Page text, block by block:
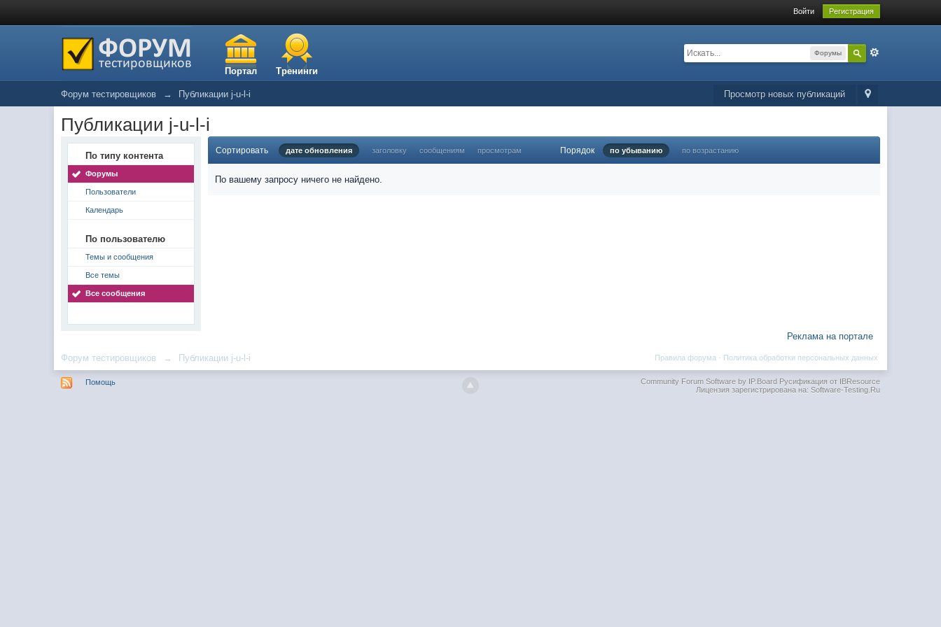
Войти Регистрация
Портал Тренинги
Форумы
Просмотр новых публикаций
Форум тестировщиков → Публикации j-u-l-i
Публикации j-u-l-i
По типу контента
Форумы
Пользователи
Календарь
По пользователю
Темы и сообщения
Все темы
Все сообщения
Сортировать дате обновления заголовку сообщениям просмотрам Порядок по убыванию по возрастанию
По вашему запросу ничего не найдено.
Реклама на портале
Форум тестировщиков → Публикации j-u-l-i Политика обработки персональных данных
Правила форума ·
Помощь Community Forum Software by IP.BoardРусификация от IBResource
Лицензия зарегистрирована на: Software-Testing.Ru